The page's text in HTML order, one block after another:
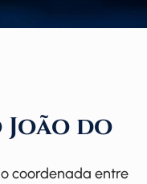
João do
coordenada entre